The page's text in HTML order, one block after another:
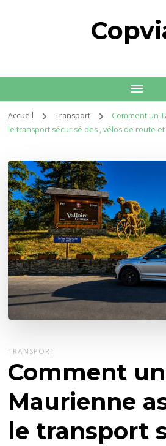
Accueil Transport
Comment un
le transport sécurisé des , vélos de route
TRANSPORT
Comment
Maurienne
le transport